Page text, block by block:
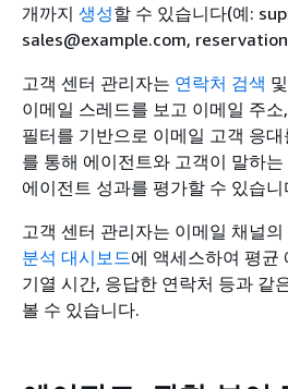
개까지 생성할 수 있습니다(예:
sales@example.com,
고객 센터 관리자는 연락처 검색
이메일 스레드를 보고 이메일 주
필터를 기반으로 이메일 고객 응
를 통해 에이전트와 고객이 말하
에이전트 성과를 평가할 수 있습니
고객 센터 관리자는 이메일 채널
분석 대시보드에 액세스하여 평균
기열 시간, 응답한 연락처 등과 같
볼 수 있습니다.